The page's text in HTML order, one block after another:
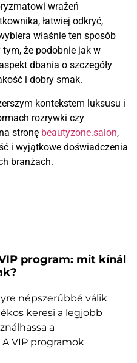
wrażeń
łatwiej odkryć,
właśnie ten sposób
że podobnie jak w
dbania o szczegóły
i dobry smak.
kontekstem luksusu i
rozrywki czy
stronę beautyzone.salon,
i wyjątkowe doświadczenia
branżach.
program: mit kínál
népszerűbbé válik
keresi a legjobb
a
VIP programok